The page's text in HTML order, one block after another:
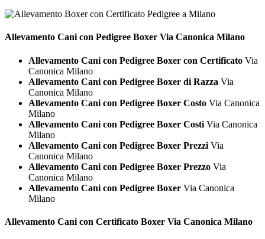
Allevamento Cani con Pedigree Boxer Via Canonica Milano
Allevamento Cani con Pedigree Boxer con Certificato Via
Canonica Milano
Allevamento Cani con Pedigree Boxer di Razza Via
Canonica Milano
Allevamento Cani con Pedigree Boxer Costo Via Canonica
Milano
Allevamento Cani con Pedigree Boxer Costi Via Canonica
Milano
Allevamento Cani con Pedigree Boxer Prezzi Via
Canonica Milano
Allevamento Cani con Pedigree Boxer Prezzo Via
Canonica Milano
Allevamento Cani con Pedigree Boxer Via Canonica
Milano
Allevamento Cani con Certificato Boxer Via Canonica Milano